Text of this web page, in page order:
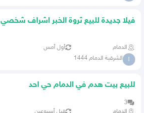
فيلا جديدة للبيع ثروة الخبر اشراف شخصي
الدمام أول أمس
ا الشرقية الدمام 1444
للبيع بيت هدم في الدمام حي احد
3